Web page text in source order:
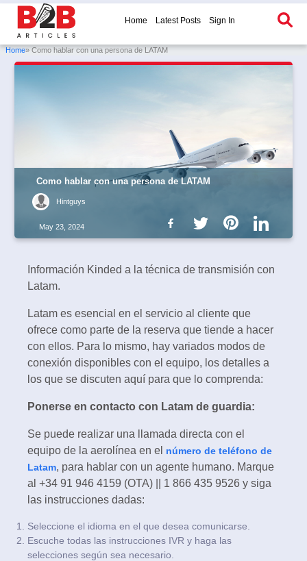
Home Latest Posts Sign In
Home» Como hablar con una persona de LATAM
Como hablar con una persona de LATAM
Hintguys
May 23, 2024
Información Kinded a la técnica de transmisión con
Latam.
Latam es esencial en el servicio al cliente que
ofrece como parte de la reserva que tiende a hacer
con ellos. Para lo mismo, hay variados modos de
conexión disponibles con el equipo, los detalles a
los que se discuten aquí para que lo comprenda:
Ponerse en contacto con Latam de guardia:
Se puede realizar una llamada directa con el
equipo de la aerolínea en el número de teléfono de
Latam, para hablar con un agente humano. Marque
al +34 91 946 4159 (OTA) || 1 866 435 9526 y siga
las instrucciones dadas:
Seleccione el idioma en el que desea comunicarse.
Escuche todas las instrucciones IVR y haga las
selecciones según sea necesario.